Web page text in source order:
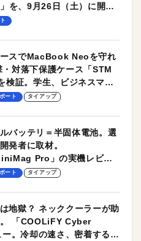
を、9月26日（土）に開催
スでMacBook Neoを守れ
・対落下保護ケース「STM
検証。学生、ビジネスマン
スに最適！
ート タイアップ
バッテリ＝半固体電池。選
発者に取材。
Pro」の実機レビュ
ート タイアップ
地獄？ ネッククーラーが助
「COOLiFY Cyber
。冷却の速さ、密着する冷